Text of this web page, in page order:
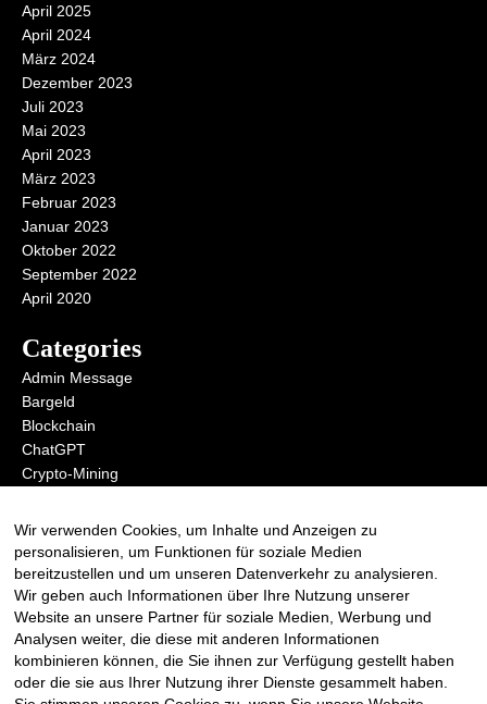
April 2025
April 2024
März 2024
Dezember 2023
Juli 2023
Mai 2023
April 2023
März 2023
Februar 2023
Januar 2023
Oktober 2022
September 2022
April 2020
Categories
Admin Message
Bargeld
Blockchain
ChatGPT
Crypto-Mining
KI
Metaverse
Open AI
Anmelden zum RSS Redirect
Wir verwenden Cookies, um Inhalte und Anzeigen zu
personalisieren, um Funktionen für soziale Medien
bereitzustellen und um unseren Datenverkehr zu analysieren.
Wir geben auch Informationen über Ihre Nutzung unserer
Website an unsere Partner für soziale Medien, Werbung und
Analysen weiter, die diese mit anderen Informationen
kombinieren können, die Sie ihnen zur Verfügung gestellt haben
oder die sie aus Ihrer Nutzung ihrer Dienste gesammelt haben.